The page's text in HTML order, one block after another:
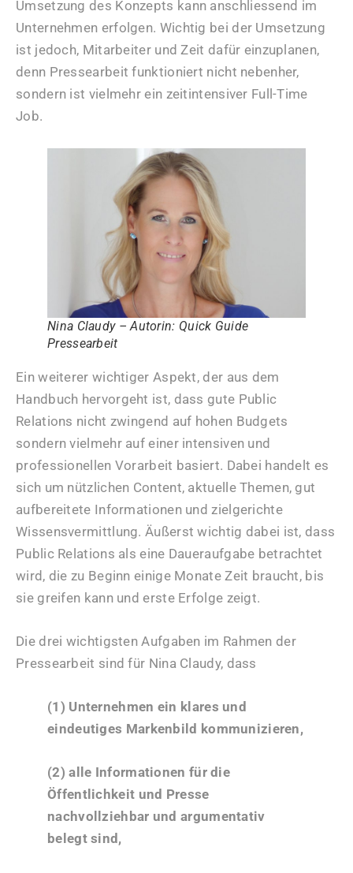
Umsetzung des Konzepts kann anschliessend im
Unternehmen erfolgen. Wichtig bei der Umsetzung
ist jedoch, Mitarbeiter und Zeit dafür einzuplanen,
denn Pressearbeit funktioniert nicht nebenher,
sondern ist vielmehr ein zeitintensiver Full-Time
Job.
Nina Claudy – Autorin: Quick Guide
Pressearbeit
Ein weiterer wichtiger Aspekt, der aus dem
Handbuch hervorgeht ist, dass gute Public
Relations nicht zwingend auf hohen Budgets
sondern vielmehr auf einer intensiven und
professionellen Vorarbeit basiert. Dabei handelt es
sich um nützlichen Content, aktuelle Themen, gut
aufbereitete Informationen und zielgerichte
Wissensvermittlung. Äußerst wichtig dabei ist, dass
Public Relations als eine Daueraufgabe betrachtet
wird, die zu Beginn einige Monate Zeit braucht, bis
sie greifen kann und erste Erfolge zeigt.
Die drei wichtigsten Aufgaben im Rahmen der
Pressearbeit sind für Nina Claudy, dass
(1) Unternehmen ein klares und
eindeutiges Markenbild kommunizieren,
(2) alle Informationen für die
Öffentlichkeit und Presse
nachvollziehbar und argumentativ
belegt sind,